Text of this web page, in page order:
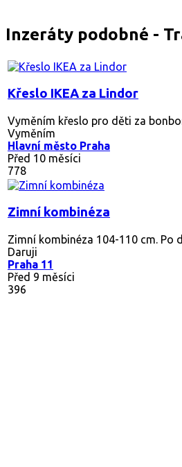
Inzeráty podobné -
Křeslo IKEA za Lindor
Vyměním křeslo pro děti za
Vyměním
Hlavní město Praha
Před 10 měsíci
778
Zimní kombinéza
Zimní kombinéza 104-110 cm. Po
Daruji
Praha 11
Před 9 měsíci
396